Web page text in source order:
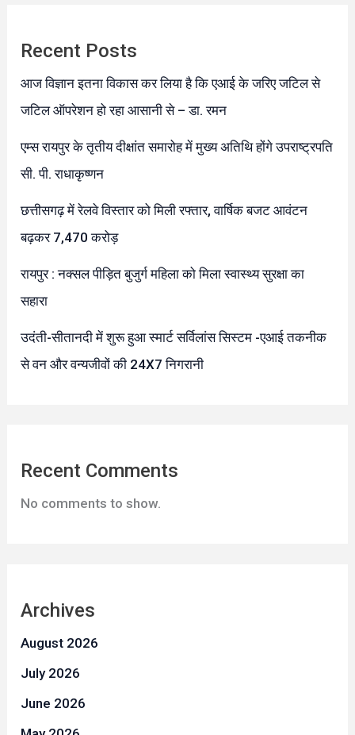
Recent Posts
आज विज्ञान इतना विकास कर लिया है कि एआई के जरिए जटिल से
जटिल ऑपरेशन हो रहा आसानी से – डा. रमन
एम्स रायपुर के तृतीय दीक्षांत समारोह में मुख्य अतिथि होंगे उपराष्ट्रपति
सी. पी. राधाकृष्णन
छत्तीसगढ़ में रेलवे विस्तार को मिली रफ्तार, वार्षिक बजट आवंटन
बढ़कर 7,470 करोड़
रायपुर : नक्सल पीड़ित बुजुर्ग महिला को मिला स्वास्थ्य सुरक्षा का
सहारा
उदंती-सीतानदी में शुरू हुआ स्मार्ट सर्विलांस सिस्टम -एआई तकनीक
से वन और वन्यजीवों की 24X7 निगरानी
Recent Comments
No comments to show.
Archives
August 2026
July 2026
June 2026